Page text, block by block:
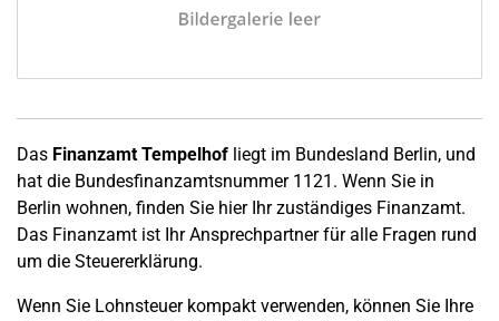
Das Finanzamt Tempelhof liegt im Bundesland Berlin, und
hat die Bundesfinanzamtsnummer 1121. Wenn Sie in
Berlin wohnen, finden Sie hier Ihr zuständiges Finanzamt.
Das Finanzamt ist Ihr Ansprechpartner für alle Fragen rund
um die Steuererklärung.
Wenn Sie Lohnsteuer kompakt verwenden, können Sie Ihre